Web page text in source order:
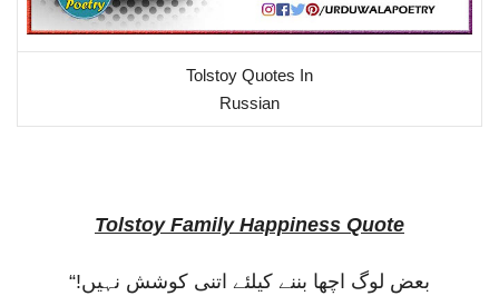
Tolstoy Quotes In
Russian
Tolstoy Family Happiness Quote
“!بعض لوگ اچھا بننے کیلئے اتنی کوشش نہیں